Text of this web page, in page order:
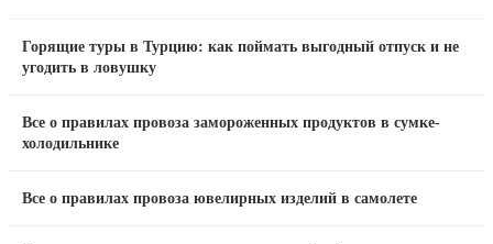
Горящие туры в Турцию: как поймать выгодный отпуск и не
угодить в ловушку
Все о правилах провоза замороженных продуктов в сумке-
холодильнике
Все о правилах провоза ювелирных изделий в самолете